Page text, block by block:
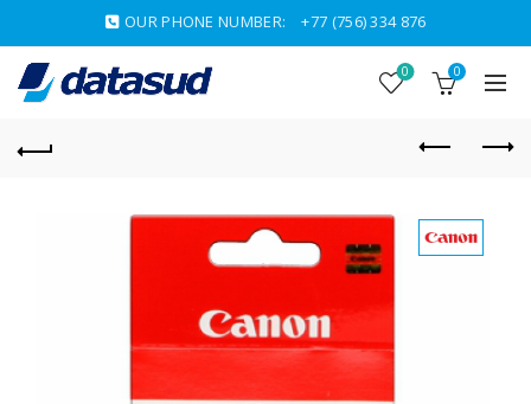
OUR PHONE NUMBER: +77 (756) 334 876
0 0